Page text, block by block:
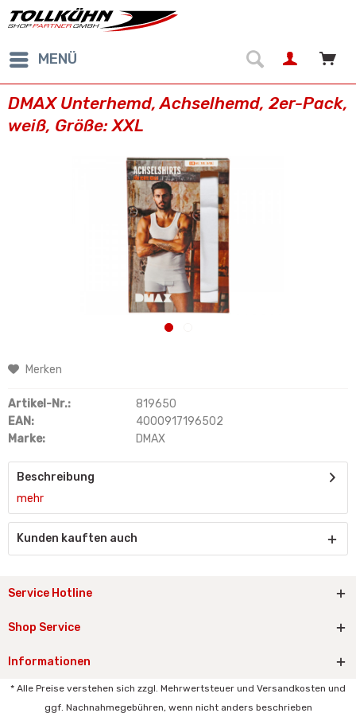
MENÜ
DMAX Unterhemd, Achselhemd, 2er-Pack,
weiß, Größe: XXL
Merken
Artikel-Nr.:
819650
EAN:
4000917196502
Marke:
DMAX
Beschreibung
mehr
Kunden kauften auch
Service Hotline
Shop Service
Informationen
* Alle Preise verstehen sich zzgl. Mehrwertsteuer und Versandkosten und
ggf. Nachnahmegebühren, wenn nicht anders beschrieben